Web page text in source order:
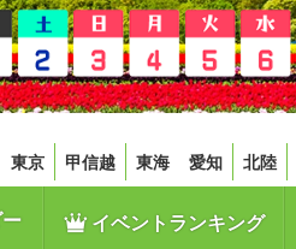
東京 甲信越 東海 愛知 北陸
イベントランキング